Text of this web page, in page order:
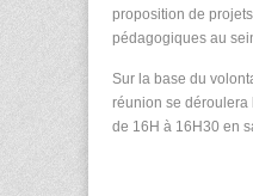
proposition de
pédagogiques au
Sur la base du
réunion se déroulera
de 16H à 16H30 en